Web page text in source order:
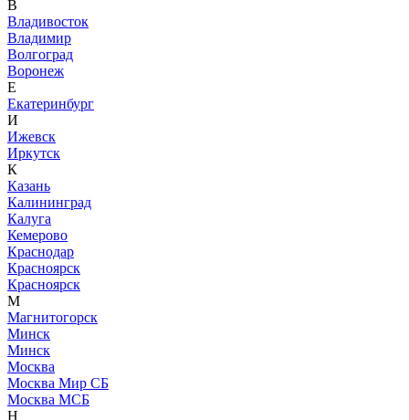
В
Владивосток
Владимир
Волгоград
Воронеж
Е
Екатеринбург
И
Ижевск
Иркутск
К
Казань
Калининград
Калуга
Кемерово
Краснодар
Красноярск
Красноярск
М
Магнитогорск
Минск
Минск
Москва
Москва Мир СБ
Москва МСБ
Н